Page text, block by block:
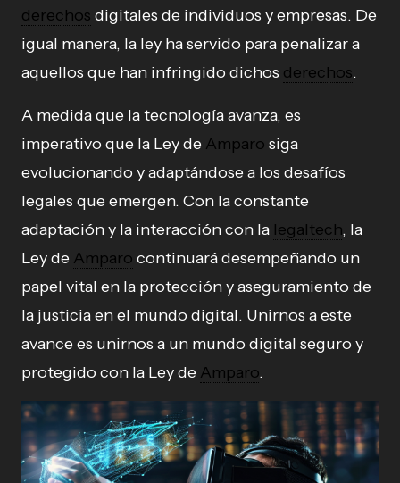
derechos digitales de individuos y empresas. De
igual manera, la ley ha servido para penalizar a
aquellos que han infringido dichos derechos.
A medida que la tecnología avanza, es
imperativo que la Ley de Amparo siga
evolucionando y adaptándose a los desafíos
legales que emergen. Con la constante
adaptación y la interacción con la legaltech, la
Ley de Amparo continuará desempeñando un
papel vital en la protección y aseguramiento de
la justicia en el mundo digital. Unirnos a este
avance es unirnos a un mundo digital seguro y
protegido con la Ley de Amparo.